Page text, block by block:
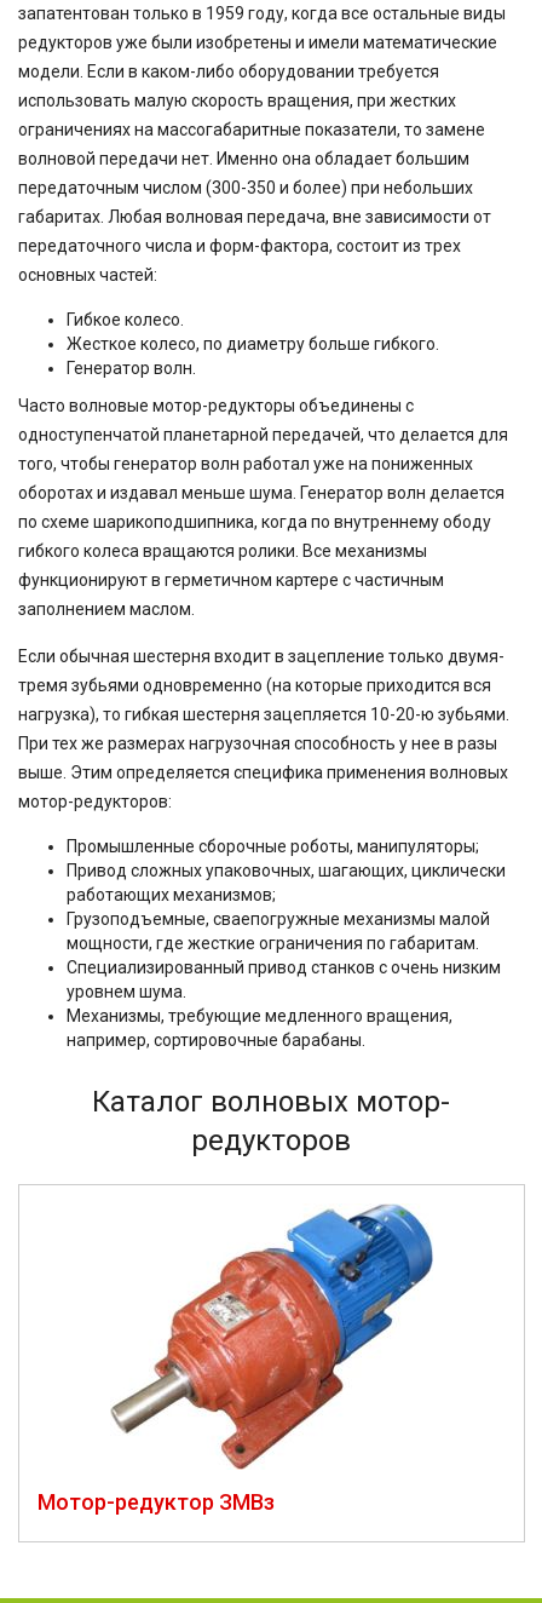
запатентован только в 1959 году, когда все остальные виды
редукторов уже были изобретены и имели математические
модели. Если в каком-либо оборудовании требуется
использовать малую скорость вращения, при жестких
ограничениях на массогабаритные показатели, то замене
волновой передачи нет. Именно она обладает большим
передаточным числом (300-350 и более) при небольших
габаритах. Любая волновая передача, вне зависимости от
передаточного числа и форм-фактора, состоит из трех
основных частей:
Гибкое колесо.
Жесткое колесо, по диаметру больше гибкого.
Генератор волн.
Часто волновые мотор-редукторы объединены с
одноступенчатой планетарной передачей, что делается для
того, чтобы генератор волн работал уже на пониженных
оборотах и издавал меньше шума. Генератор волн делается
по схеме шарикоподшипника, когда по внутреннему ободу
гибкого колеса вращаются ролики. Все механизмы
функционируют в герметичном картере с частичным
заполнением маслом.
Если обычная шестерня входит в зацепление только двумя-
тремя зубьями одновременно (на которые приходится вся
нагрузка), то гибкая шестерня зацепляется 10-20-ю зубьями.
При тех же размерах нагрузочная способность у нее в разы
выше. Этим определяется специфика применения волновых
мотор-редукторов:
Промышленные сборочные роботы, манипуляторы;
Привод сложных упаковочных, шагающих, циклически
работающих механизмов;
Грузоподъемные, сваепогружные механизмы малой
мощности, где жесткие ограничения по габаритам.
Специализированный привод станков с очень низким
уровнем шума.
Механизмы, требующие медленного вращения,
например, сортировочные барабаны.
Каталог волновых мотор-
редукторов
Мотор-редуктор ЗМВз